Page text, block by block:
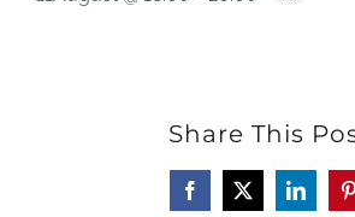
Share This
Facebook
X LinkedIn